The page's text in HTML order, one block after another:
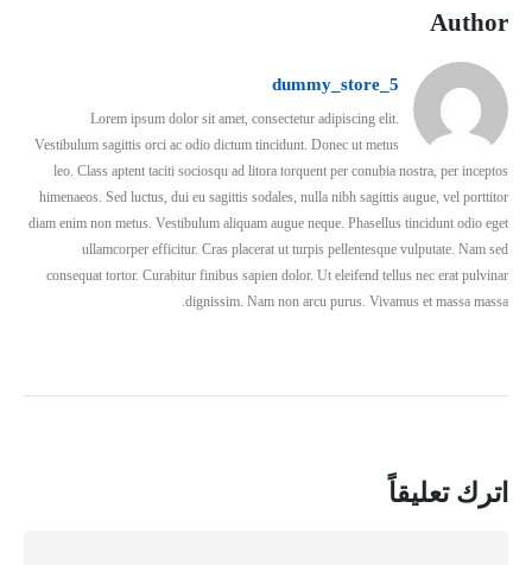
Author
dummy_store_5
Lorem ipsum dolor sit amet, consectetur adipiscing elit.
Vestibulum sagittis orci ac odio dictum tincidunt. Donec ut metus
leo. Class aptent taciti sociosqu ad litora torquent per conubia nostra, per inceptos
himenaeos. Sed luctus, dui eu sagittis sodales, nulla nibh sagittis augue, vel porttitor
diam enim non metus. Vestibulum aliquam augue neque. Phasellus tincidunt odio eget
ullamcorper efficitur. Cras placerat ut turpis pellentesque vulputate. Nam sed
consequat tortor. Curabitur finibus sapien dolor. Ut eleifend tellus nec erat pulvinar
dignissim. Nam non arcu purus. Vivamus et massa massa.
اترك تعليقاً